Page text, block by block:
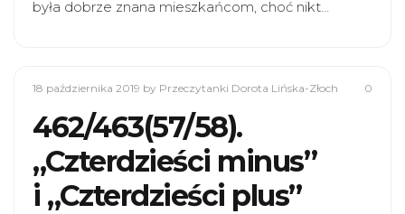
była dobrze znana mieszkańcom, choć nikt…
18 października 2019 by Przeczytanki Dorota Lińska-Złoch 0
462/463(57/58).
„Czterdzieści minus”
i „Czterdzieści plus”